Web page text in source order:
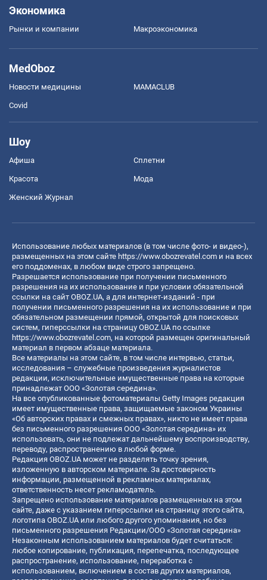
Экономика
Рынки и компании Mакроэкономика
MedOboz
Новости медицины MAMACLUB
Covid
Шоу
Афиша Сплетни
Красота Мода
Женский Журнал
Использование любых материалов (в том числе фото- и видео-),
размещенных на этом сайте https://www.obozrevatel.com и на всех
его поддоменах, в любом виде строго запрещено.
Разрешается использование при получении письменного
разрешения на их использование и при условии обязательной
ссылки на сайт OBOZ.UA, а для интернет-изданий - при
получении письменного разрешения на их использование и при
обязательном размещении прямой, открытой для поисковых
систем, гиперссылки на страницу OBOZ.UA по ссылке
https://www.obozrevatel.com, на которой размещен оригинальный
материал в первом абзаце материала.
Все материалы на этом сайте, в том числе интервью, статьи,
исследования – служебные произведения журналистов
редакции, исключительные имущественные права на которые
принадлежат ООО «Золотая середина».
На все опубликованные фотоматериалы Getty Images редакция
имеет имущественные права, защищаемые законом Украины
«Об авторских правах и смежных правах», никто не имеет права
без письменного разрешения ООО «Золотая середина» их
использовать, они не подлежат дальнейшему воспроизводству,
переводу, распространению в любой форме.
Редакция OBOZ.UA может не разделять точку зрения,
изложенную в авторском материале. За достоверность
информации, размещенной в рекламных материалах,
ответственность несет рекламодатель.
Запрещено использование материалов размещенных на этом
сайте, даже с указанием гиперссылки на страницу этого сайта,
логотипа OBOZ.UA или любого другого упоминания, но без
письменного разрешения Редакции/ООО «Золотая середина»
Незаконным использованием материалов будет считаться:
любое копирование, публикация, перепечатка, последующее
распространение, использование, переработка с
использованием, включением в состав других материалов,